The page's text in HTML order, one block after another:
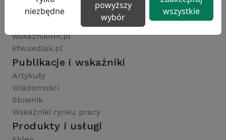
raportyplacowe.pl
wskaznikiHR.pl
kfw.sedlak.pl
Publikacje i wskaźniki
Artykuły
Wiadomości
Słownik
Wskaźniki rynku pracy
Produkty i usługi
niezbędne
powyższy
wybór
wszystkie